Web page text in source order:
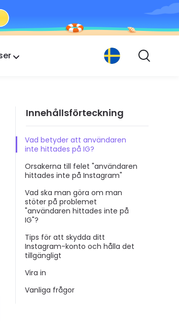
Innehållsförteckning
Vad betyder att användaren
inte hittades på IG?
Orsakerna till felet "användaren
hittades inte på Instagram"
Vad ska man göra om man
stöter på problemet
"användaren hittades inte på
IG"?
Tips för att skydda ditt
Instagram-konto och hålla det
tillgängligt
Vira in
Vanliga frågor